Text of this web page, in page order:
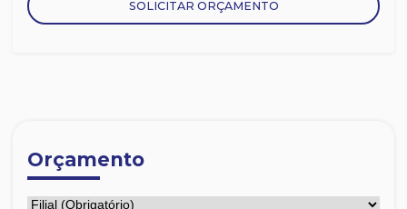
SOLICITAR ORÇAMENTO
Orçamento